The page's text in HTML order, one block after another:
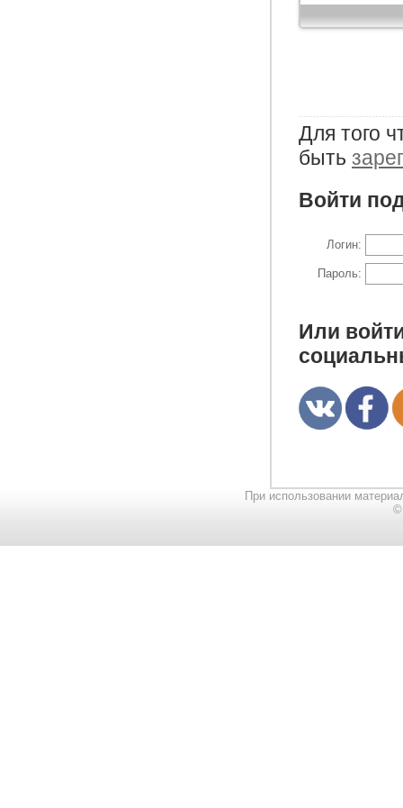
Для того
быть
Войти
Логин:
Пароль:
Или
При использовании